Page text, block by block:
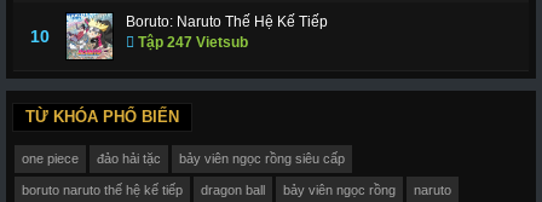
10
Boruto: Naruto Thế Hệ Kế Tiếp
Tập 247 Vietsub
TỪ KHÓA PHỔ BIẾN
one piece đảo hải tặc bảy viên ngọc rồng siêu cấp
boruto naruto thế hệ kế tiếp dragon ball bảy viên ngọc rồng naruto